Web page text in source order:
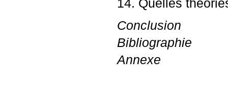
14. Quelles
Conclusion
Bibliographie
Annexe